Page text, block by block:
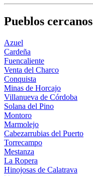
Pueblos cercanos
Azuel
Cardeña
Fuencaliente
Venta del Charco
Conquista
Minas de Horcajo
Villanueva de Córdoba
Solana del Pino
Montoro
Marmolejo
Cabezarrubias del Puerto
Torrecampo
Mestanza
La Ropera
Hinojosas de Calatrava